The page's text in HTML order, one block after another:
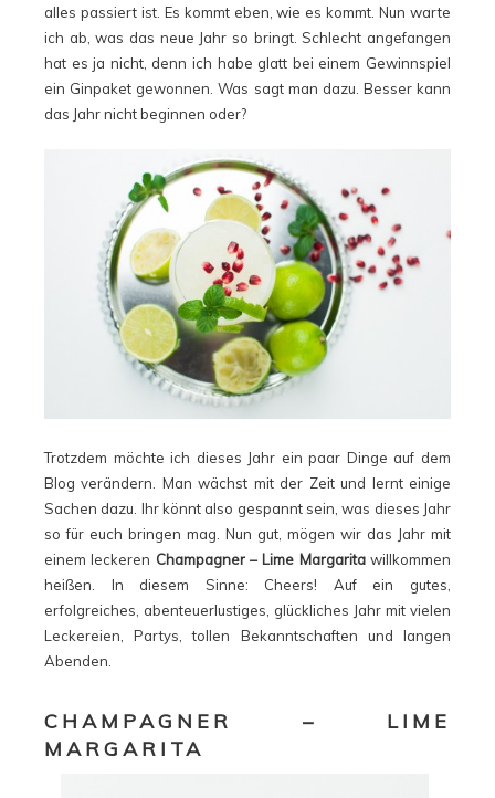
alles passiert ist. Es kommt eben, wie es kommt. Nun warte
ich ab, was das neue Jahr so bringt. Schlecht angefangen
hat es ja nicht, denn ich habe glatt bei einem Gewinnspiel
ein Ginpaket gewonnen. Was sagt man dazu. Besser kann
das Jahr nicht beginnen oder?
Trotzdem möchte ich dieses Jahr ein paar Dinge auf dem
Blog verändern. Man wächst mit der Zeit und lernt einige
Sachen dazu. Ihr könnt also gespannt sein, was dieses Jahr
so für euch bringen mag. Nun gut, mögen wir das Jahr mit
einem leckeren Champagner – Lime Margaritawillkommen
heißen. In diesem Sinne: Cheers! Auf ein gutes,
erfolgreiches, abenteuerlustiges, glückliches Jahr mit vielen
Leckereien, Partys, tollen Bekanntschaften und langen
Abenden.
CHAMPAGNER – LIME
MARGARITA